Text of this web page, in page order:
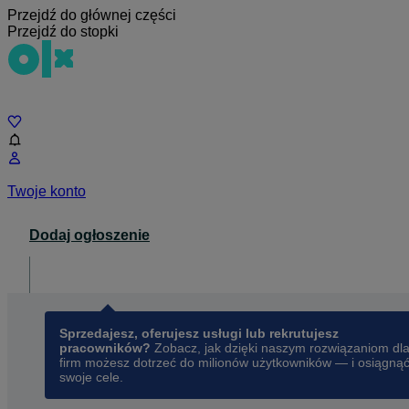
Przejdź do głównej części
Przejdź do stopki
Twoje konto
Dodaj ogłoszenie
Sprzedajesz, oferujesz usługi lub rekrutujesz
pracowników? Zobacz, jak dzięki naszym rozwiązaniom dla
firm możesz dotrzeć do milionów użytkowników — i osiągnąć
swoje cele.